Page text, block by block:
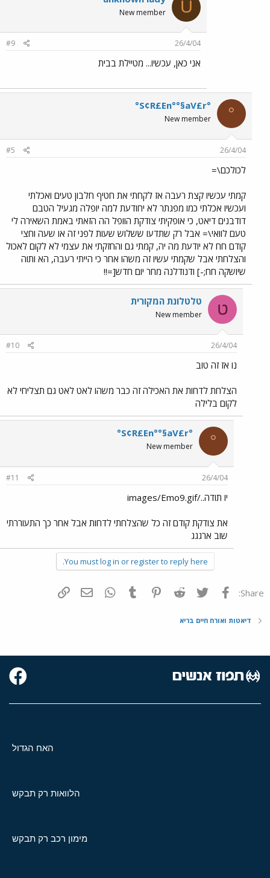
U
New member
26/4/04
#9
אני כאן, עכשיו... מטיילת בבית
°
°S¢R£En°°§aV£r°
New member
26/4/04
#5
לכולכם\=
קמתי עכשיו קצת רעבה אז לקחתי את חטיף חלבון טעים ואכלתי
ועכשיו אכלתי כמו מפגתר לא יחודעת למה יופלה מגעיל הטבם
דודבנים דיאט, כי אופקיתי צודקת הוופל הה הזאתי באמת השאירה לי
טעם לוואי\= אבל רק שתדעו ששלוש שעות לפני זה או שעה וחצי
קודם חח לא יודעת מה יה, קמתי גם והחזקתי את עצמי לא לקום לאכול
והצלחתי אבל שקמתי עשיו זה משהו אחר כי הייתי רעבה, הא ותוה
שיושקה חח;-] ודנודלנה מחר יום חדש[=!!
ט טלטלונת המקורית
New member
26/4/04
#10
נו אז זה טוב
הצלחת לדחות את האכילה זה כבר משהו לאט לאט גם תצליחי לא
לקום בלילה
°
°S¢R£En°°§aV£r°
New member
26/4/04
#11
יו תודה../images/Emo9.gif
את צודקת קודם זה כל שהצלחתי לדחות אבל אחר כך התעוררתי
שוב ארגגג
You must log in or register to reply here.
Share: פייסבוק Twitter
Reddit
Pinterest
Tumblr
WhatsAppדואר אלקטרוני
דיאטות ואורח חיים בריא
האח הגדול
הלוואות רק תבקש
מימון רכב רק תבקש